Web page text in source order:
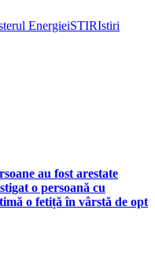
EnergieiSTIRIstiri
au fost arestate
o persoană cu
o fetiță în vârstă de opt